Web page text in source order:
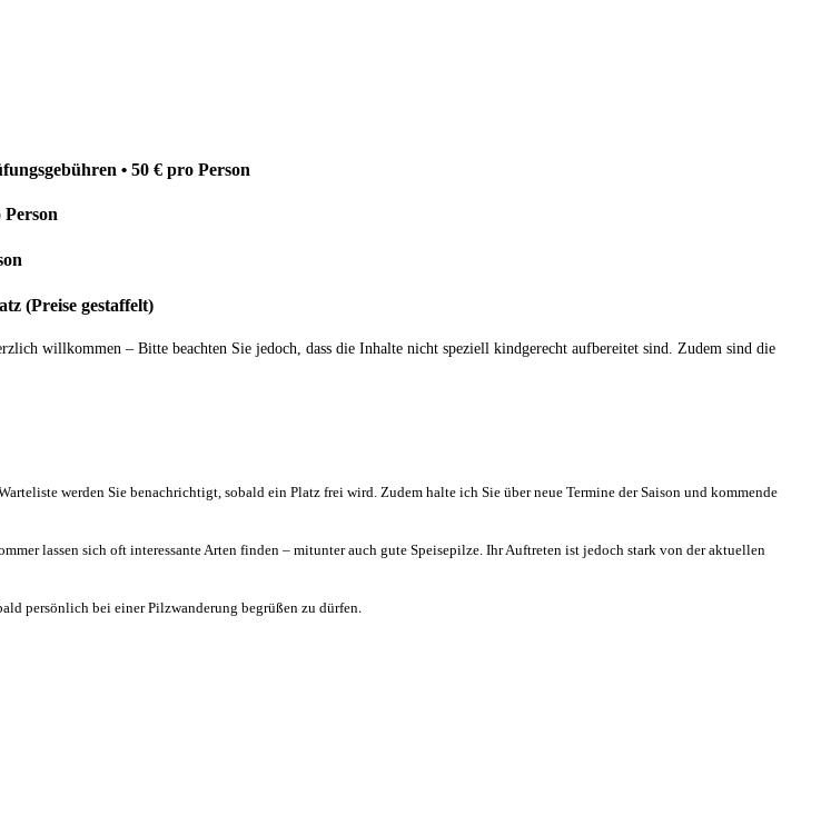
• 50 € pro Person
Person
(Preise gestaffelt)
willkommen – Bitte beachten Sie jedoch, dass die Inhalte nicht speziell kindgerecht aufbereitet sind. Zudem sind die
werden Sie benachrichtigt, sobald ein Platz frei wird. Zudem halte ich Sie über neue Termine der Saison und kommende
lassen sich oft interessante Arten finden – mitunter auch gute Speisepilze. Ihr Auftreten ist jedoch stark von der aktuellen
persönlich bei einer Pilzwanderung begrüßen zu dürfen.